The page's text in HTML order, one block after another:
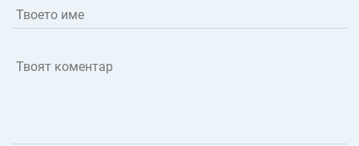
Твоето име
Твоят коментар